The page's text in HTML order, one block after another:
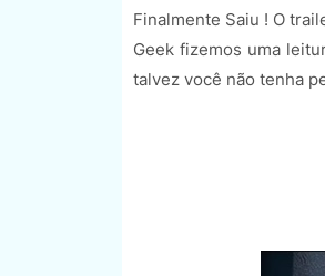
Finalmente Saiu ! O
Geek fizemos uma
talvez você não tenha